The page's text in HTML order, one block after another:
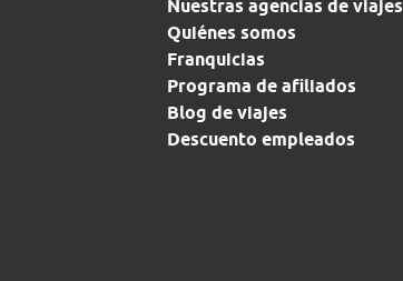
Nuestras agencias de viajes
Quiénes somos
Franquicias
Programa de afiliados
Blog de viajes
Descuento empleados